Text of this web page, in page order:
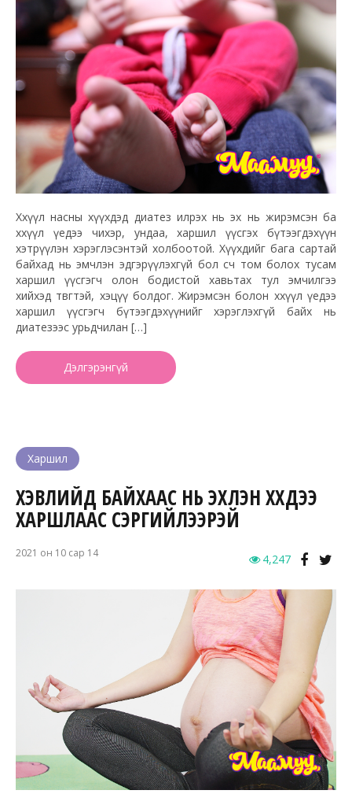
Хөхүүл насны хүүхдэд диатез илрэх нь эх нь жирэмсэн ба
хөхүүл үедээ чихэр, ундаа, харшил үүсгэх бүтээгдэхүүн
хэтрүүлэн хэрэглэсэнтэй холбоотой. Хүүхдийг бага сартай
байхад нь эмчлэн эдгэрүүлэхгүй бол өсч том болох тусам
харшил үүсгэгч олон бодистой хавьтах тул эмчилгээ
хийхэд төвөгтэй, хэцүү болдог. Жирэмсэн болон хөхүүл үедээ
харшил үүсгэгч бүтээгдэхүүнийг хэрэглэхгүй байх нь
диатезээс урьдчилан […]
Дэлгэрэнгүй
Харшил
ХЭВЛИЙД БАЙХААС НЬ ЭХЛЭН ХҮҮХДЭЭ
ХАРШЛААС СЭРГИЙЛЭЭРЭЙ
2021 он 10 сар 14 4,247